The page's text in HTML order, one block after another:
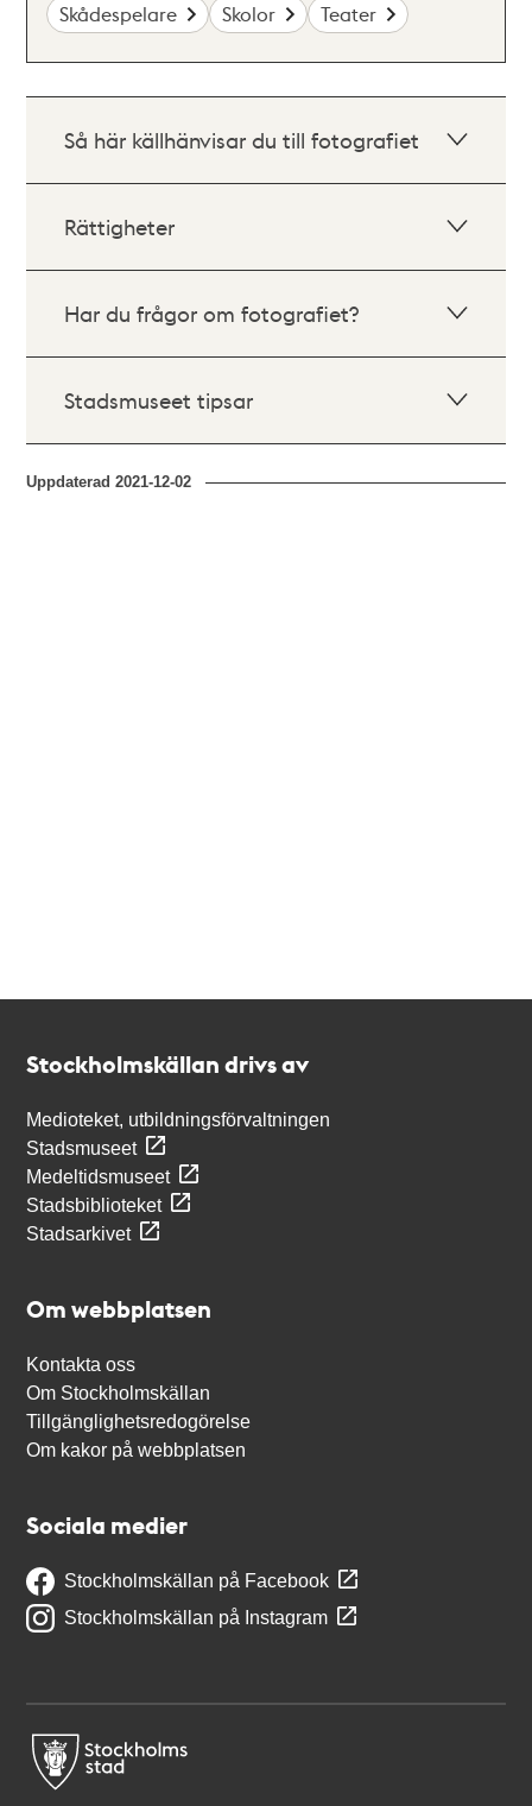
Skådespelare
Skolor Teater
Så här källhänvisar du till fotografiet
Rättigheter
Har du frågor om fotografiet?
Stadsmuseet tipsar
Uppdaterad2021-12-02
Stockholmskällan drivs av
Medioteket, utbildningsförvaltningen
Stadsmuseet
Medeltidsmuseet
Stadsbiblioteket
Stadsarkivet
Om webbplatsen
Kontakta oss
Om Stockholmskällan
Tillgänglighetsredogörelse
Om kakor på webbplatsen
Sociala medier
Stockholmskällan på Facebook
Stockholmskällan på Instagram